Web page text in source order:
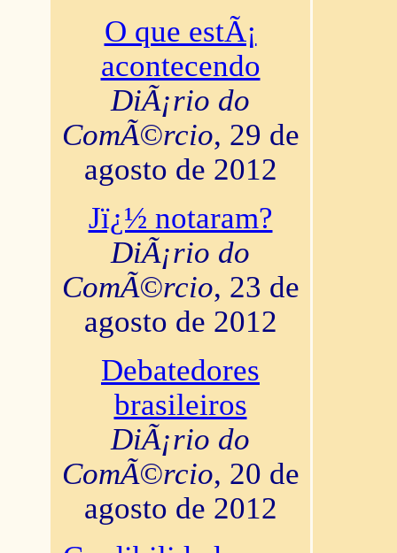
O que estÃ¡
acontecendo
DiÃ¡rio do
ComÃ©rcio, 29 de
agosto de 2012
Jï¿½ notaram?
DiÃ¡rio do
ComÃ©rcio, 23 de
agosto de 2012
Debatedores
brasileiros
DiÃ¡rio do
ComÃ©rcio, 20 de
agosto de 2012